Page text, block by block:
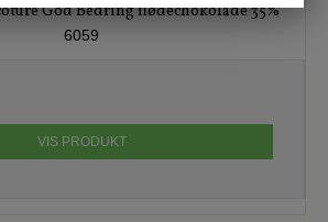
God Bedring flødechokolade 35%
6059
VIS PRODUKT